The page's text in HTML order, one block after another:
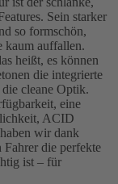
Sein starker
so formschön,
kaum auffallen.
heißt, es können
die integrierte
cleane Optik.
eine
ACID
wir dank
Fahrer die perfekte
ist – für